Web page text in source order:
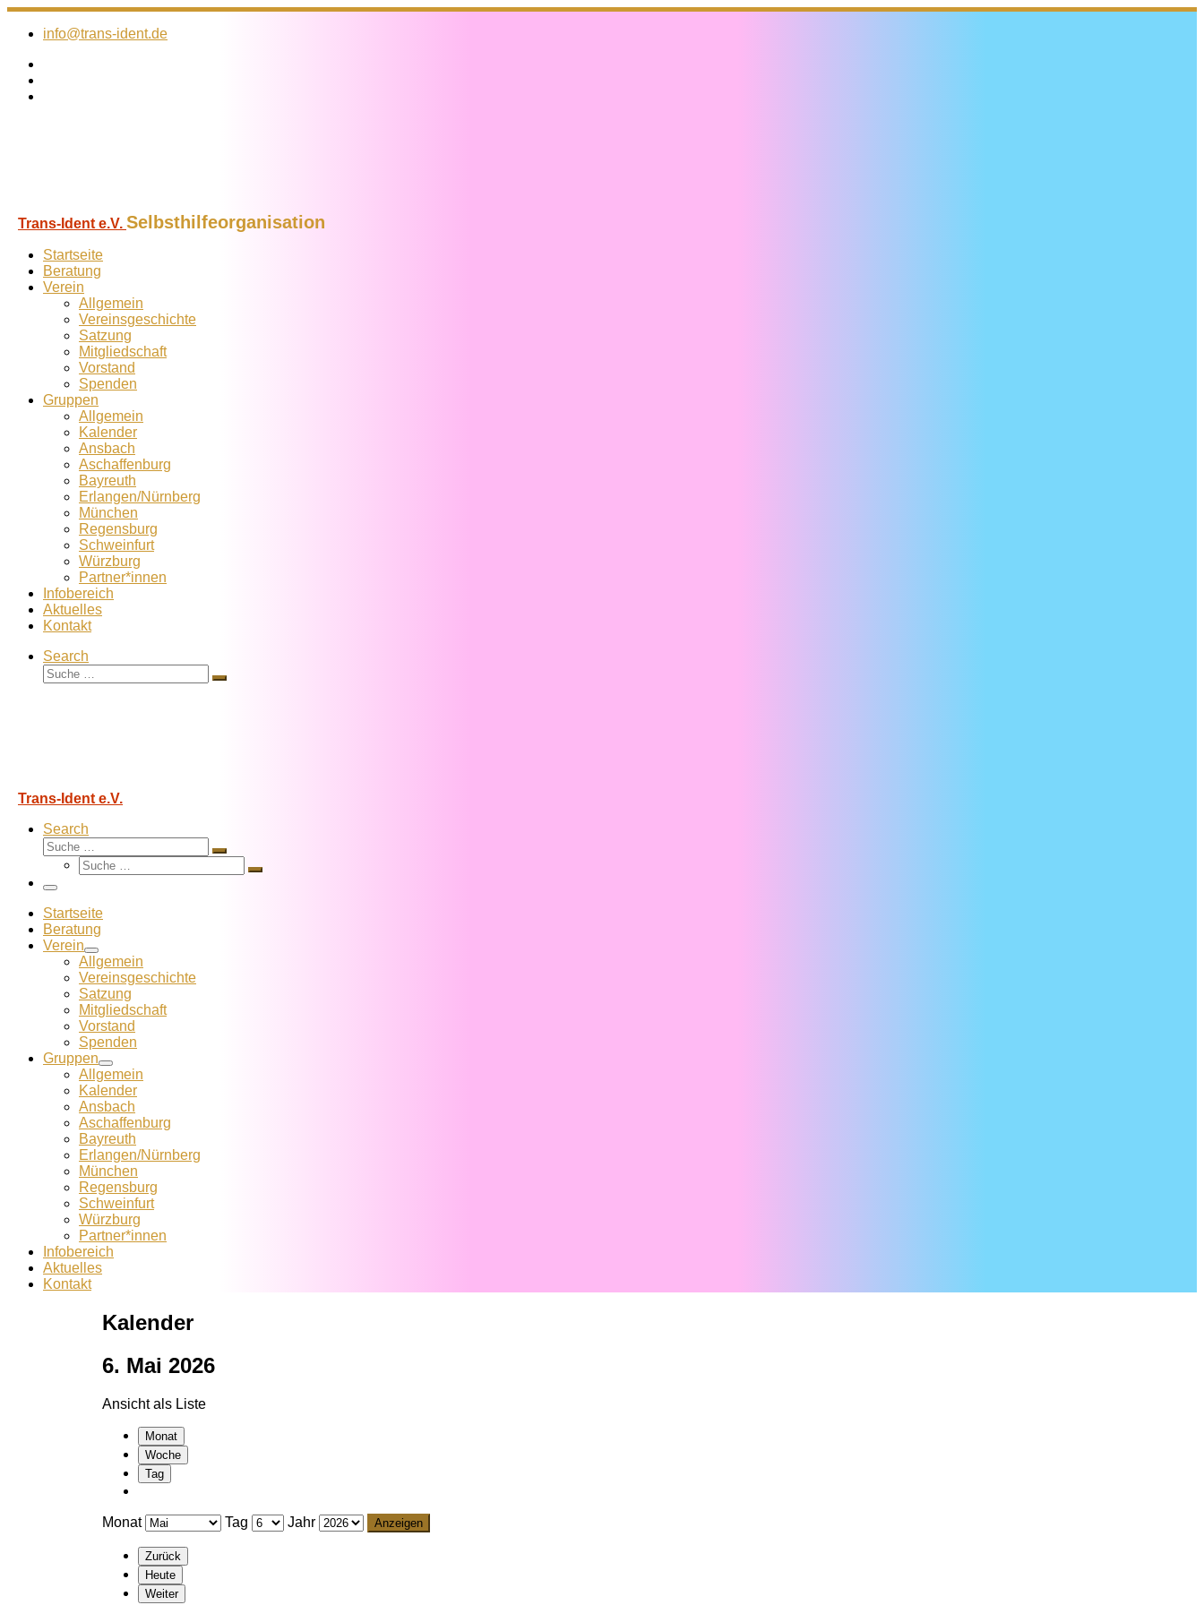
Zum
Inhalt
info@trans-ident.de
Trans-Ident e.V. Selbsthilfeorganisation
Startseite
Beratung
Verein
Allgemein
Vereins­geschichte
Satzung
Mitglied­schaft
Vorstand
Spenden
Gruppen
Allgemein
Kalender
Ansbach
Aschaffenburg
Bayreuth
Erlangen/Nürnberg
München
Regensburg
Schweinfurt
Würzburg
Partner*innen
Infobereich
Aktuelles
Kontakt
Search
Suche
Suche
Trans-Ident e.V.
Search
Suche
Suche
Suche
Suche
Menü
Startseite
Beratung
Verein
Allgemein
Vereins­geschichte
Satzung
Mitglied­schaft
Vorstand
Spenden
Gruppen
Allgemein
Kalender
Ansbach
Aschaffenburg
Bayreuth
Erlangen/Nürnberg
München
Regensburg
Schweinfurt
Würzburg
Partner*innen
Infobereich
Aktuelles
Kontakt
Kalender
6. Mai 2026
Ansicht als Liste
Monat
Woche
Tag
Monat Tag Jahr
Zurück
Heute
Weiter